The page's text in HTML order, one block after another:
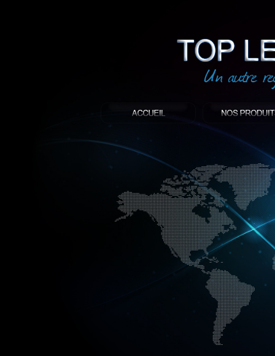
: Top led world
Produit décoratif led
Objet publicitaire led
éclairage blanc led
Enseigne publicitaire
Fabriquant et distributeur français
gamme à base de LED.
led, Topledworld, top led world, top
économie énergie, edf, lumière,